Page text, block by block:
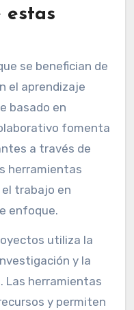
estas
se benefician de
el aprendizaje
basado en
fomenta
a través de
herramientas
trabajo en
enfoque.
utiliza la
y la
Las herramientas
y permiten